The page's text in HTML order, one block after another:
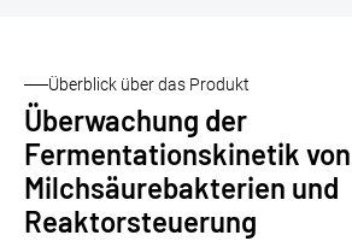
Überblick über das Produkt
Überwachung der
Fermentationskinetik von
Milchsäurebakterien und
Reaktorsteuerung